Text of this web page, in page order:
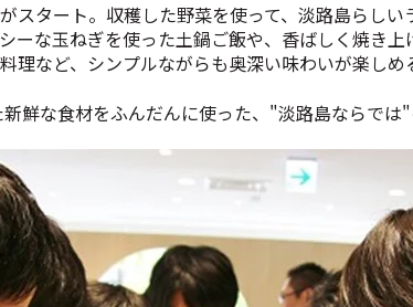
スタート。収穫した野菜を使って、淡路島らし
ーな玉ねぎを使った土鍋ご飯や、香ばしく焼き
理など、シンプルながらも奥深い味わいが楽しめ
鮮な食材をふんだんに使った、"淡路島ならでは"